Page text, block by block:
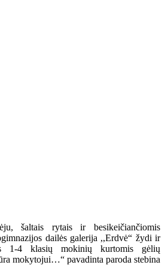
šaltais rytais ir besikeičiančiomis
dailės galerija ,,Erdvė“ žydi ir
1-4 klasių mokinių kurtomis gėlių
mokytojui…“ pavadinta paroda stebina